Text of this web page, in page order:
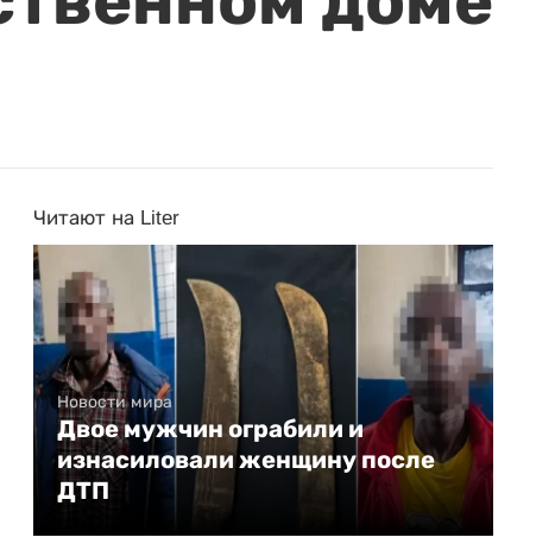
Читают на Liter
Новости мира
Двое мужчин ограбили и
изнасиловали женщину после
ДТП